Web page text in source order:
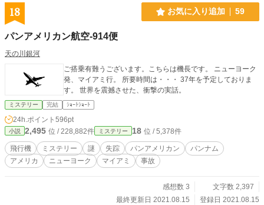
花乃は千春にまつわるある事実を知ることになっていくー
ー。 25年後、花乃と千春が出した答えとは？ 🌱この物語はフ
全て作者の考えた架空のものです。実際とは異なります。 🌱
を固くお断りいたします。（Do not reupload / use my writing
for any purposes, including for AI）
18 お気に入り追加 59
パンアメリカン航空-914便
天の川銀河
ご搭乗有難うございます。こちらは機長です。 ニューヨーク
発、マイアミ行。 所要時間は・・・ 37年を予定しておりま
す。 世界を震撼させた、衝撃の実話。
ミステリー 完結 ｼｮｰﾄｼｮｰﾄ
24h.ポイント 596pt
小説 2,495 位 / 228,882件 ミステリー 18 位 / 5,378件
飛行機 ミステリー 謎 失踪 パンアメリカン
パンナム
アメリカ
ニューヨーク マイアミ 事故
感想数 3
文字数 2,397
最終更新日 2021.08.15
登録日 2021.08.15